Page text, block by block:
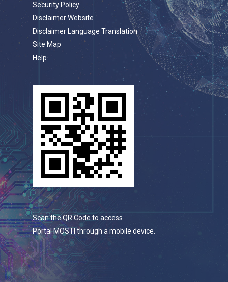
Security Policy
Disclaimer Website
Disclaimer Language Translation
Site Map
Help
Scan the QR Code to access
Portal MOSTI through a mobile device.